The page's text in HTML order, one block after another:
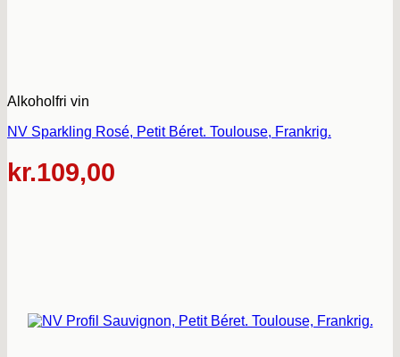
Alkoholfri vin
NV Sparkling Rosé, Petit Béret. Toulouse, Frankrig.
kr.109,00